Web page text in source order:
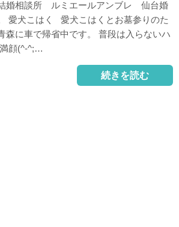
婚相談所 ルミエールアンブレ 仙台婚
愛犬こはく 愛犬こはくとお墓参りのた
森に車で帰省中です。 普段は入らないハ
顔(^-^;…
続きを読む